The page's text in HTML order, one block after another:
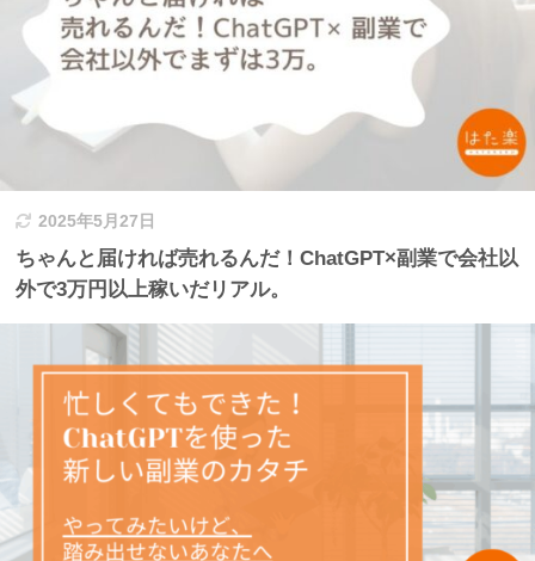
2025年5月27日
ちゃんと届ければ売れるんだ！ChatGPT×副業で会社以
外で3万円以上稼いだリアル。